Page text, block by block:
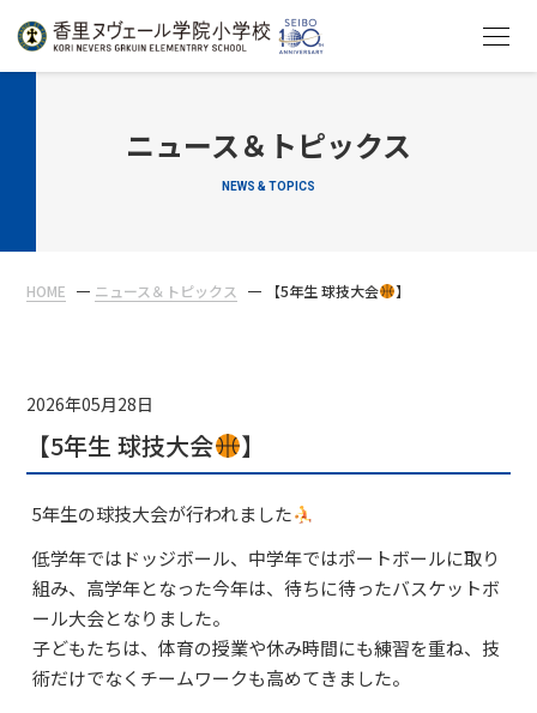
アクセス
よくあるご質問
資料請求・お問合せ
在校生・保護者の方へ
ニュース＆トピックス
NEWS & TOPICS
HOME ニュース＆トピックス 【5年生 球技大会 】
2026年05月28日
【5年生 球技大会 】
5年生の球技大会が行われました
低学年ではドッジボール、中学年ではポートボールに取り
組み、高学年となった今年は、待ちに待ったバスケットボ
ール大会となりました。
子どもたちは、体育の授業や休み時間にも練習を重ね、技
術だけでなくチームワークも高めてきました。